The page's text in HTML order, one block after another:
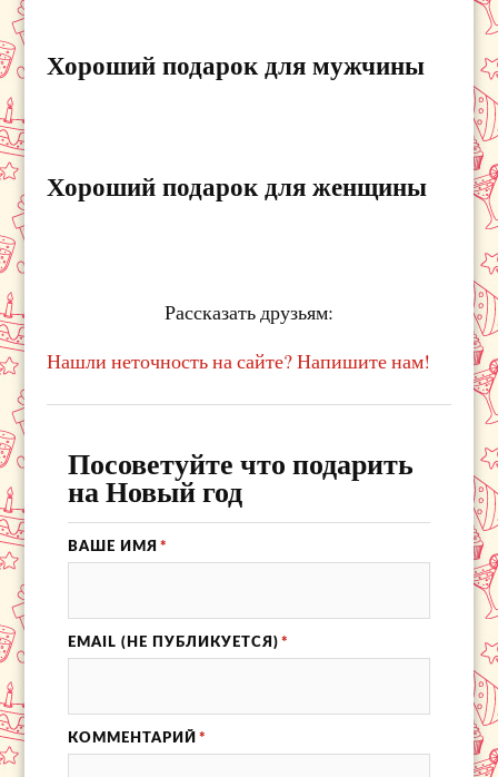
Хороший подарок для мужчины
Хороший подарок для женщины
Рассказать друзьям:
Нашли неточность на сайте? Напишите нам!
Посоветуйте что подарить
на Новый год
ВАШЕ ИМЯ *
EMAIL (НЕ ПУБЛИКУЕТСЯ) *
КОММЕНТАРИЙ *